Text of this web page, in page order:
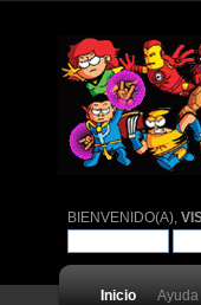
BIENVENIDO(A),
Inicio Ayuda